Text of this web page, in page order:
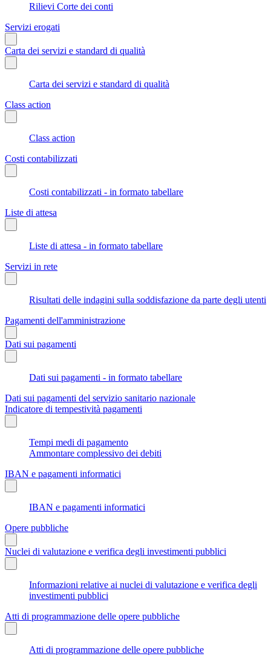
Rilievi Corte dei conti
Servizi erogati
Carta dei servizi e standard di qualità
Carta dei servizi e standard di qualità
Class action
Class action
Costi contabilizzati
Costi contabilizzati - in formato tabellare
Liste di attesa
Liste di attesa - in formato tabellare
Servizi in rete
Risultati delle indagini sulla soddisfazione da parte degli utenti
Pagamenti dell'amministrazione
Dati sui pagamenti
Dati sui pagamenti - in formato tabellare
Dati sui pagamenti del servizio sanitario nazionale
Indicatore di tempestività pagamenti
Tempi medi di pagamento
Ammontare complessivo dei debiti
IBAN e pagamenti informatici
IBAN e pagamenti informatici
Opere pubbliche
Nuclei di valutazione e verifica degli investimenti pubblici
Informazioni relative ai nuclei di valutazione e verifica degli
investimenti pubblici
Atti di programmazione delle opere pubbliche
Atti di programmazione delle opere pubbliche